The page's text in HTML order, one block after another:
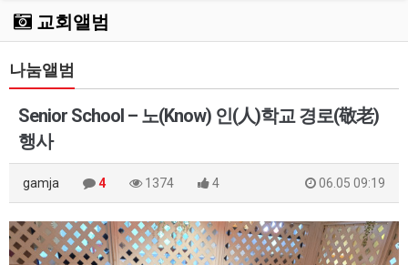
교회앨범
나눔앨범
Senior School – 노(Know) 인(人)학교 경로(敬老)
행사
gamja 4 1374 4 06.05 09:19